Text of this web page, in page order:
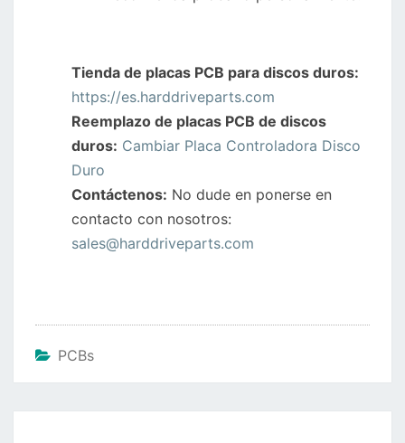
Tienda de placas PCB para discos duros:
https://es.harddriveparts.com
Reemplazo de placas PCB de discos
duros: Cambiar Placa Controladora Disco
Duro
Contáctenos: No dude en ponerse en
contacto con nosotros:
sales@harddriveparts.com
PCBs